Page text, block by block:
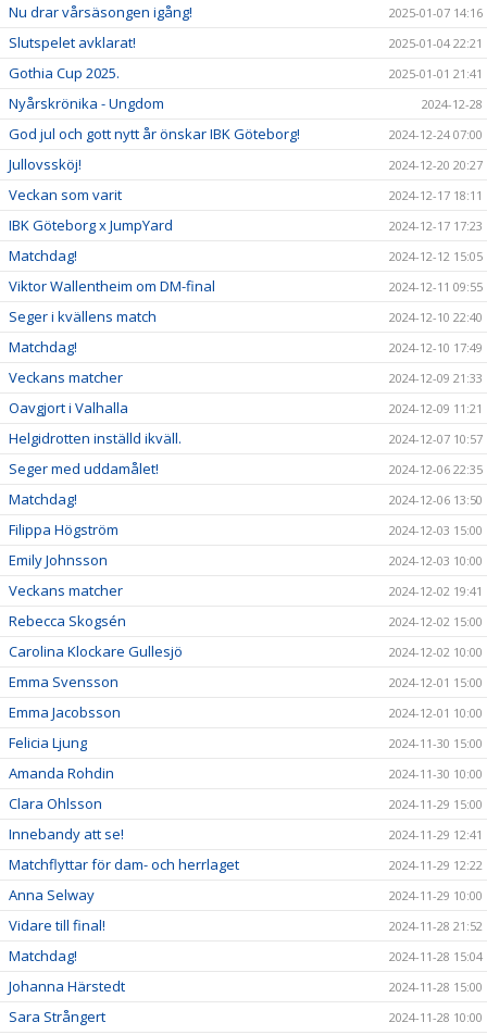
Nu drar vårsäsongen igång! 2025-01-07 14:16
Slutspelet avklarat! 2025-01-04 22:21
Gothia Cup 2025. 2025-01-01 21:41
Nyårskrönika - Ungdom 2024-12-28
God jul och gott nytt år önskar IBK Göteborg! 2024-12-24 07:00
Jullovssköj! 2024-12-20 20:27
Veckan som varit 2024-12-17 18:11
IBK Göteborg x JumpYard 2024-12-17 17:23
Matchdag! 2024-12-12 15:05
Viktor Wallentheim om DM-final 2024-12-11 09:55
Seger i kvällens match 2024-12-10 22:40
Matchdag! 2024-12-10 17:49
Veckans matcher 2024-12-09 21:33
Oavgjort i Valhalla 2024-12-09 11:21
Helgidrotten inställd ikväll. 2024-12-07 10:57
Seger med uddamålet! 2024-12-06 22:35
Matchdag! 2024-12-06 13:50
Filippa Högström 2024-12-03 15:00
Emily Johnsson 2024-12-03 10:00
Veckans matcher 2024-12-02 19:41
Rebecca Skogsén 2024-12-02 15:00
Carolina Klockare Gullesjö 2024-12-02 10:00
Emma Svensson 2024-12-01 15:00
Emma Jacobsson 2024-12-01 10:00
Felicia Ljung 2024-11-30 15:00
Amanda Rohdin 2024-11-30 10:00
Clara Ohlsson 2024-11-29 15:00
Innebandy att se! 2024-11-29 12:41
Matchflyttar för dam- och herrlaget 2024-11-29 12:22
Anna Selway 2024-11-29 10:00
Vidare till final! 2024-11-28 21:52
Matchdag! 2024-11-28 15:04
Johanna Härstedt 2024-11-28 15:00
Sara Strångert 2024-11-28 10:00